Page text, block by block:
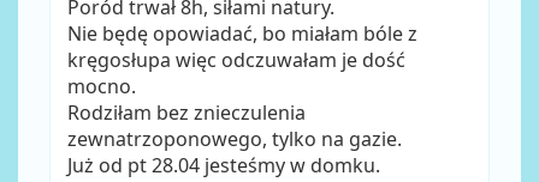
Poród trwał 8h, siłami natury.
Nie będę opowiadać, bo miałam bóle z
kręgosłupa więc odczuwałam je dość
mocno.
Rodziłam bez znieczulenia
zewnatrzoponowego, tylko na gazie.
Już od pt 28.04 jesteśmy w domku.